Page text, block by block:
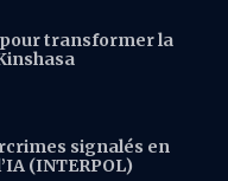
pour transformer la
signalés en
(INTERPOL)